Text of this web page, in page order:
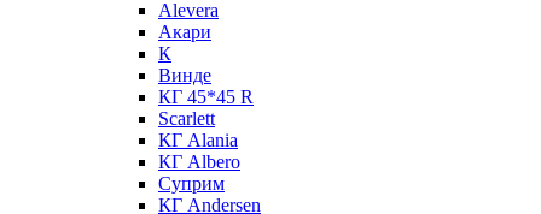
Alevera
Акари
К
Винде
КГ 45*45 R
Scarlett
КГ Alania
КГ Albero
Суприм
КГ Andersen